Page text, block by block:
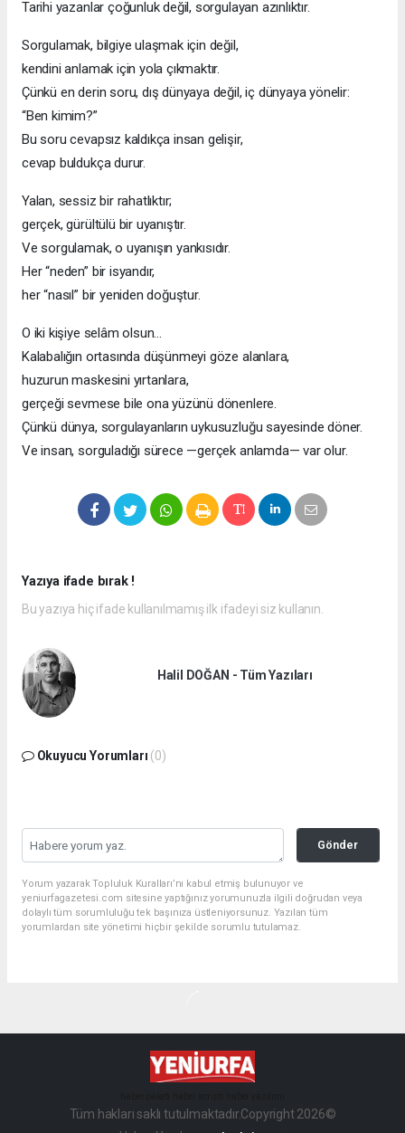
Tarihi yazanlar çoğunluk değil, sorgulayan azınlıktır.
Sorgulamak, bilgiye ulaşmak için değil,
kendini anlamak için yola çıkmaktır.
Çünkü en derin soru, dış dünyaya değil, iç dünyaya yönelir:
“Ben kimim?”
Bu soru cevapsız kaldıkça insan gelişir,
cevap buldukça durur.
Yalan, sessiz bir rahatlıktır;
gerçek, gürültülü bir uyanıştır.
Ve sorgulamak, o uyanışın yankısıdır.
Her “neden” bir isyandır,
her “nasıl” bir yeniden doğuştur.
O iki kişiye selâm olsun…
Kalabalığın ortasında düşünmeyi göze alanlara,
huzurun maskesini yırtanlara,
gerçeği sevmese bile ona yüzünü dönenlere.
Çünkü dünya, sorgulayanların uykusuzluğu sayesinde döner.
Ve insan, sorguladığı sürece —gerçek anlamda— var olur.
Yazıya ifade bırak !
Bu yazıya hiç ifade kullanılmamış ilk ifadeyi siz kullanın.
Halil DOĞAN - Tüm Yazıları
Okuyucu Yorumları (0)
Gönder
Yorum yazarak Topluluk Kuralları’nı kabul etmiş bulunuyor ve
yeniurfagazetesi.com sitesine yaptığınız yorumunuzla ilgili doğrudan veya
dolaylı tüm sorumluluğu tek başınıza üstleniyorsunuz. Yazılan tüm
yorumlardan site yönetimi hiçbir şekilde sorumlu tutulamaz.
Tüm hakları saklı tutulmaktadır.Copyright 2026©